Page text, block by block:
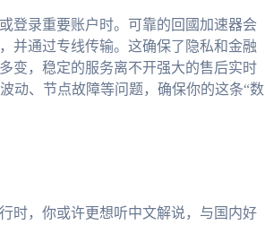
登录重要账户时。可靠的回國加速器会
并通过专线传输。这确保了隐私和金融
变，稳定的服务离不开强大的售后实时
动、节点故障等问题，确保你的这条“数
时，你或许更想听中文解说，与国内好